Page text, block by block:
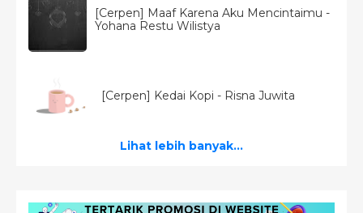
[Cerpen] Maaf Karena Aku Mencintaimu -
Yohana Restu Wilistya
[Cerpen] Kedai Kopi - Risna Juwita
Lihat lebih banyak...